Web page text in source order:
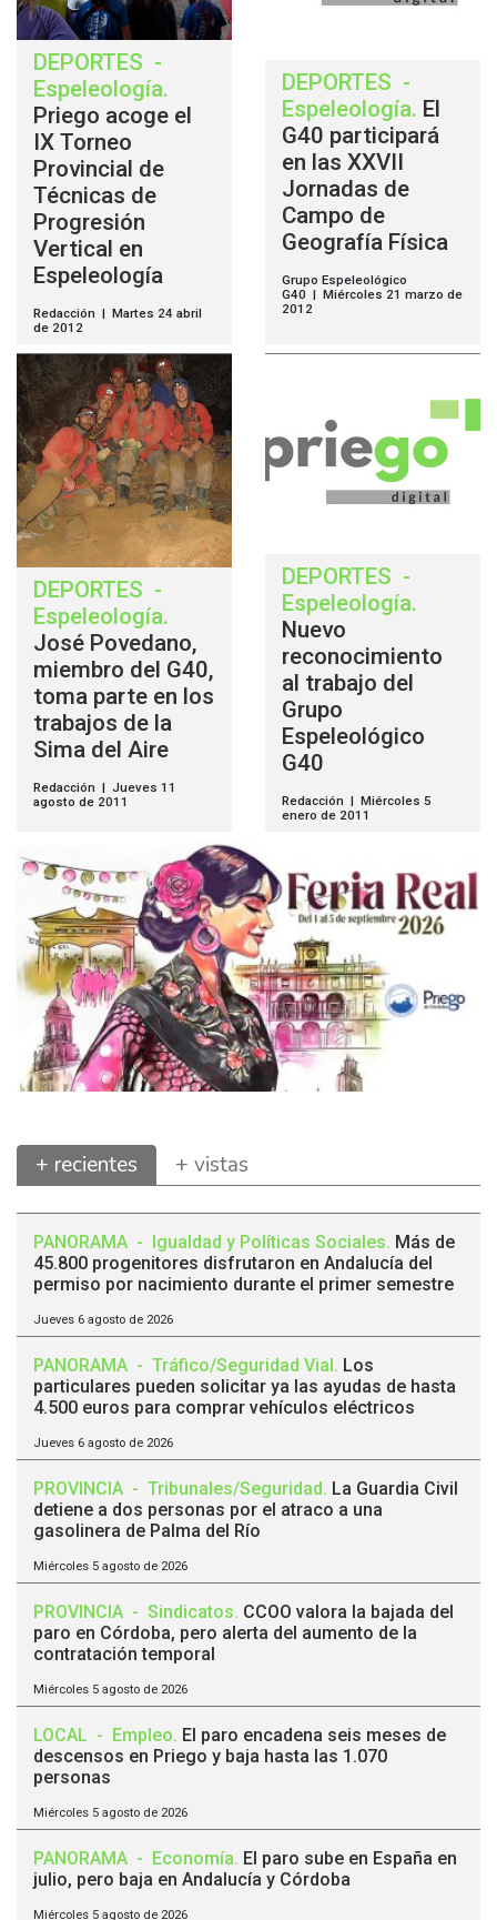
DEPORTES -
Espeleología.
Priego acoge el
IX Torneo
Provincial de
Técnicas de
Progresión
Vertical en
Espeleología
Redacción | Martes 24 abril
de 2012
DEPORTES -
Espeleología. El
G40 participará
en las XXVII
Jornadas de
Campo de
Geografía Física
Grupo Espeleológico
G40 | Miércoles 21 marzo de
2012
DEPORTES -
Espeleología.
José Povedano,
miembro del G40,
toma parte en los
trabajos de la
Sima del Aire
Redacción | Jueves 11
agosto de 2011
DEPORTES -
Espeleología.
Nuevo
reconocimiento
al trabajo del
Grupo
Espeleológico
G40
Redacción | Miércoles 5
enero de 2011
+ recientes + vistas
PANORAMA - Igualdad y Políticas Sociales. Más de
45.800 progenitores disfrutaron en Andalucía del
permiso por nacimiento durante el primer semestre
Jueves 6 agosto de 2026
PANORAMA - Tráfico/Seguridad Vial . Los
particulares pueden solicitar ya las ayudas de hasta
4.500 euros para comprar vehículos eléctricos
Jueves 6 agosto de 2026
PROVINCIA - Tribunales/Seguridad. La Guardia Civil
detiene a dos personas por el atraco a una
gasolinera de Palma del Río
Miércoles 5 agosto de 2026
PROVINCIA - Sindicatos. CCOO valora la bajada del
paro en Córdoba, pero alerta del aumento de la
contratación temporal
Miércoles 5 agosto de 2026
LOCAL - Empleo. El paro encadena seis meses de
descensos en Priego y baja hasta las 1.070
personas
Miércoles 5 agosto de 2026
PANORAMA - Economía. El paro sube en España en
julio, pero baja en Andalucía y Córdoba
Miércoles 5 agosto de 2026